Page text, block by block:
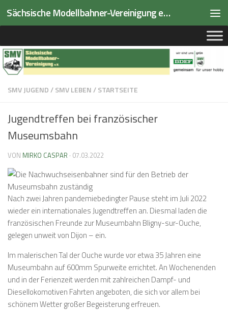
Zum Inhalt springen Sächsische Modellbahner-Vereinigung e.V.
SMV JUGEND/SMV LEBEN/STARTSEITE
Jugendtreffen bei französischer
Museumsbahn
VON MIRKO CASPAR · 07.03.2022
Nach zwei Jahren pandemiebedingter Pause steht im Juli 2022
wieder ein internationales Jugendtreffen an. Diesmal laden die
französischen Freunde zur Museumbahn Bligny-sur-Ouche,
gelegen unweit von Dijon – ein.
Im malerischen Tal der Ouche wurde vor etwa 35 Jahren eine
Museumbahn auf 600mm Spurweite errichtet. An Wochenenden
und in der Ferienzeit werden mit zahlreichen Dampf- und
Diesellokomotiven Fahrten angeboten, die sich vor allem bei
schönem Wetter großer Begeisterung erfreuen.